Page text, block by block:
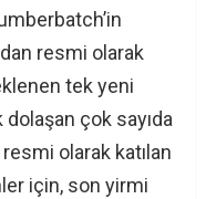
resmi olarak
tek yeni
dolaşan çok sayıda
olarak katılan
için, son yirmi